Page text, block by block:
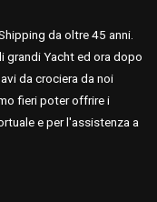
da oltre 45 anni.
grandi Yacht ed ora dopo
da crociera da noi
fieri poter offrire i
e per l'assistenza a